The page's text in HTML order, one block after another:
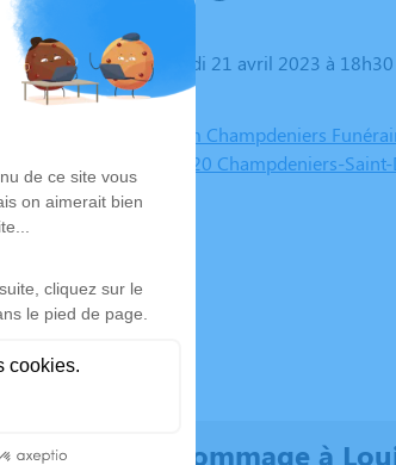
Du vendredi 21 avril 2023 à 18h30 au mardi 25 avril 2023 à
18h30
Funérarium Champdeniers
d'Eau, 79220 Champdeniers-
Rendez hommage à